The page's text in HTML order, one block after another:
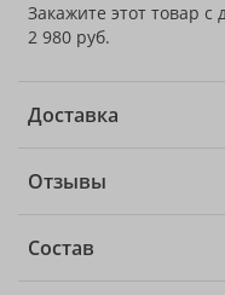
Закажите этот товар
2 980 руб.
Доставка
Отзывы
Состав